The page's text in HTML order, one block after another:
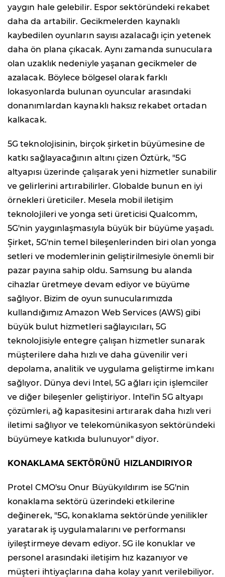
yaygın hale gelebilir. Espor sektöründeki rekabet
daha da artabilir. Gecikmelerden kaynaklı
kaybedilen oyunların sayısı azalacağı için yetenek
daha ön plana çıkacak. Aynı zamanda sunuculara
olan uzaklık nedeniyle yaşanan gecikmeler de
azalacak. Böylece bölgesel olarak farklı
lokasyonlarda bulunan oyuncular arasındaki
donanımlardan kaynaklı haksız rekabet ortadan
kalkacak.
5G teknolojisinin, birçok şirketin büyümesine de
katkı sağlayacağının altını çizen Öztürk, "5G
altyapısı üzerinde çalışarak yeni hizmetler sunabilir
ve gelirlerini artırabilirler. Globalde bunun en iyi
örnekleri üreticiler. Mesela mobil iletişim
teknolojileri ve yonga seti üreticisi Qualcomm,
5G'nin yaygınlaşmasıyla büyük bir büyüme yaşadı.
Şirket, 5G'nin temel bileşenlerinden biri olan yonga
setleri ve modemlerinin geliştirilmesiyle önemli bir
pazar payına sahip oldu. Samsung bu alanda
cihazlar üretmeye devam ediyor ve büyüme
sağlıyor. Bizim de oyun sunucularımızda
kullandığımız Amazon Web Services (AWS) gibi
büyük bulut hizmetleri sağlayıcıları, 5G
teknolojisiyle entegre çalışan hizmetler sunarak
müşterilere daha hızlı ve daha güvenilir veri
depolama, analitik ve uygulama geliştirme imkanı
sağlıyor. Dünya devi Intel, 5G ağları için işlemciler
ve diğer bileşenler geliştiriyor. Intel'in 5G altyapı
çözümleri, ağ kapasitesini artırarak daha hızlı veri
iletimi sağlıyor ve telekomünikasyon sektöründeki
büyümeye katkıda bulunuyor" diyor.
KONAKLAMA SEKTÖRÜNÜ HIZLANDIRIYOR
Protel CMO'su Onur Büyükyıldırım ise 5G'nin
konaklama sektörü üzerindeki etkilerine
değinerek, "5G, konaklama sektöründe yenilikler
yaratarak iş uygulamalarını ve performansı
iyileştirmeye devam ediyor. 5G ile konuklar ve
personel arasındaki iletişim hız kazanıyor ve
müşteri ihtiyaçlarına daha kolay yanıt verilebiliyor.